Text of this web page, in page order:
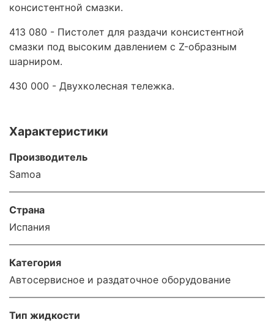
консистентной смазки.
413 080 - Пистолет для раздачи консистентной
смазки под высоким давлением с Z-образным
шарниром.
430 000 - Двухколесная тележка.
Характеристики
Производитель
Samoa
Страна
Испания
Категория
Автосервисное и раздаточное оборудование
Тип жидкости